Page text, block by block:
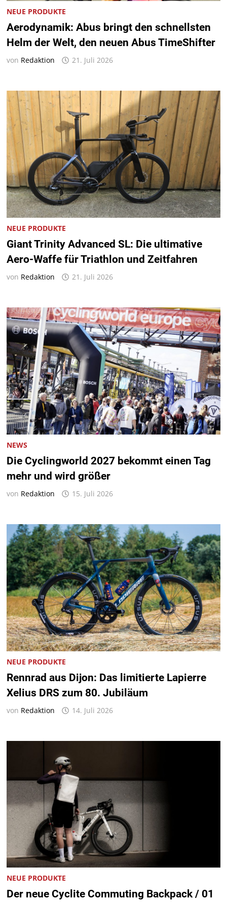
NEUE PRODUKTE
Aerodynamik: Abus bringt den schnellsten
Helm der Welt, den neuen Abus TimeShifter
von Redaktion 21. Juli 2026
NEUE PRODUKTE
Giant Trinity Advanced SL: Die ultimative
Aero-Waffe für Triathlon und Zeitfahren
von Redaktion 21. Juli 2026
NEWS
Die Cyclingworld 2027 bekommt einen Tag
mehr und wird größer
von Redaktion 15. Juli 2026
NEUE PRODUKTE
Rennrad aus Dijon: Das limitierte Lapierre
Xelius DRS zum 80. Jubiläum
von Redaktion 14. Juli 2026
NEUE PRODUKTE
Der neue Cyclite Commuting Backpack / 01